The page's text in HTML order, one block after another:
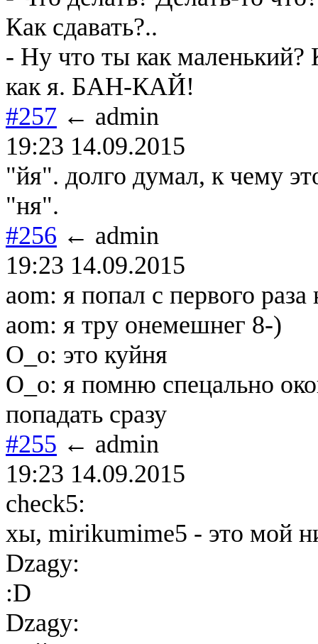
Как сдавать?..
- Ну что ты как маленький?
как я. БАН-КАЙ!
#257 ← admin
19:23 14.09.2015
"йя". долго думал, к чему
"ня".
#256 ← admin
19:23 14.09.2015
aom: я попал с первого
aom: я тру онемешнег 8-)
О_о: это куйня
О_о: я помню спецально
попадать сразу
#255 ← admin
19:23 14.09.2015
check5:
хы, mirikumime5 - это мой
Dzagy:
:D
Dzagy: